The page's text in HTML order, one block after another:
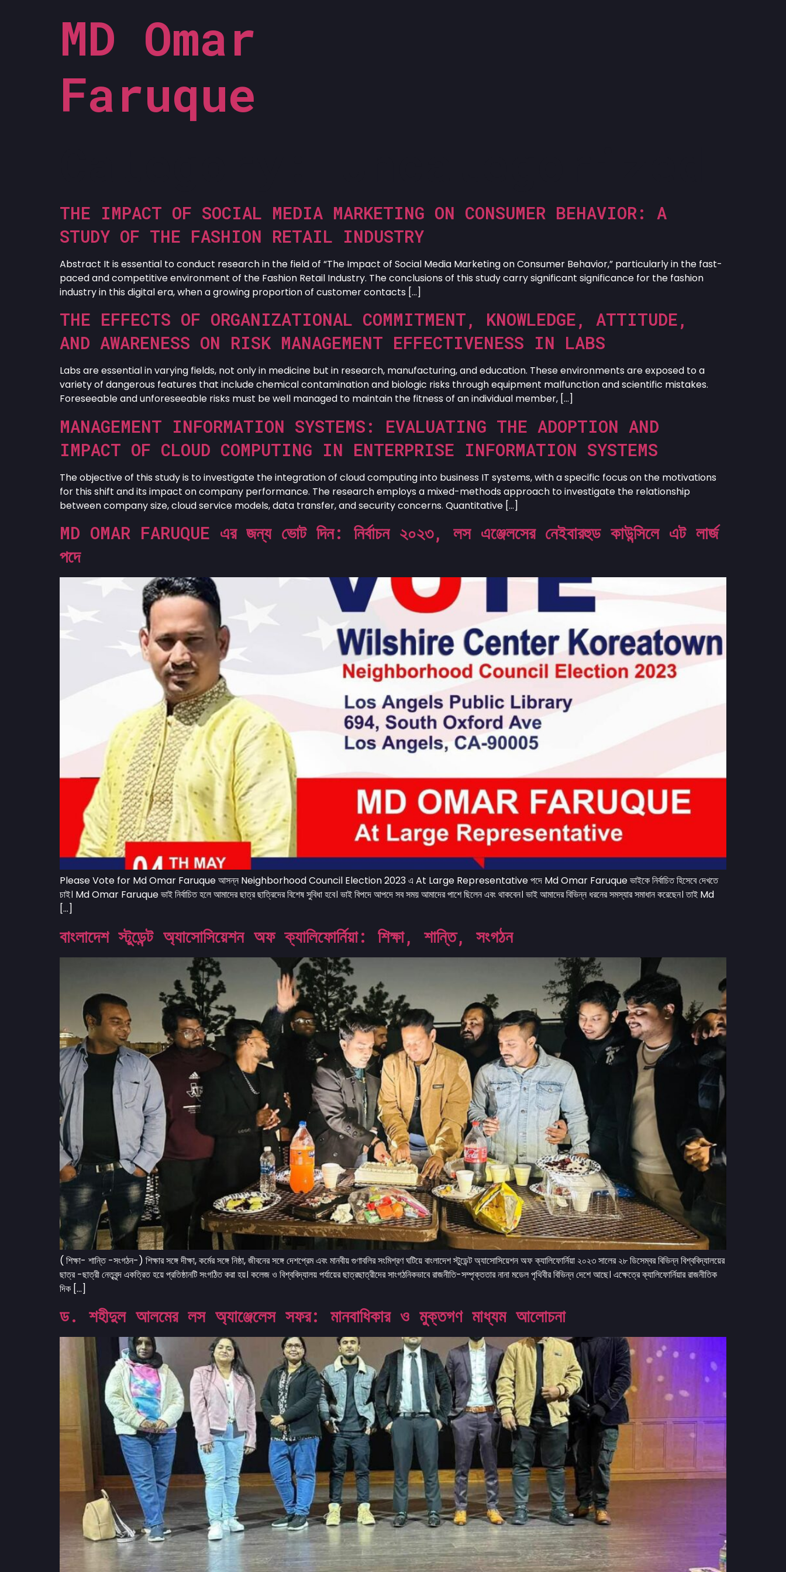
MD Omar
Faruque
THE IMPACT OF SOCIAL MEDIA MARKETING ON CONSUMER BEHAVIOR: A
STUDY OF THE FASHION RETAIL INDUSTRY
Abstract It is essential to conduct research in the field of “The Impact of Social Media Marketing on Consumer Behavior,” particularly in the fast-
paced and competitive environment of the Fashion Retail Industry. The conclusions of this study carry significant significance for the fashion
industry in this digital era, when a growing proportion of customer contacts […]
THE EFFECTS OF ORGANIZATIONAL COMMITMENT, KNOWLEDGE, ATTITUDE,
AND AWARENESS ON RISK MANAGEMENT EFFECTIVENESS IN LABS
Labs are essential in varying fields, not only in medicine but in research, manufacturing, and education. These environments are exposed to a
variety of dangerous features that include chemical contamination and biologic risks through equipment malfunction and scientific mistakes.
Foreseeable and unforeseeable risks must be well managed to maintain the fitness of an individual member, […]
MANAGEMENT INFORMATION SYSTEMS: EVALUATING THE ADOPTION AND
IMPACT OF CLOUD COMPUTING IN ENTERPRISE INFORMATION SYSTEMS
The objective of this study is to investigate the integration of cloud computing into business IT systems, with a specific focus on the motivations
for this shift and its impact on company performance. The research employs a mixed-methods approach to investigate the relationship
between company size, cloud service models, data transfer, and security concerns. Quantitative […]
MD OMAR FARUQUE এর জন্য ভোট দিন: নির্বাচন ২০২৩, লস এঞ্জেলসের নেইবারহুড কাউন্সিলে এট লার্জ
পদে
Please Vote for Md Omar Faruque আসন্ন Neighborhood Council Election 2023 এ At Large Representative পদে Md Omar Faruque ভাইকে নির্বাচিত হিসেবে দেখতে
চাই। Md Omar Faruque ভাই নির্বাচিত হলে আমাদের ছাত্র ছাত্রিদের বিশেষ সুবিধা হবে। ভাই বিপদে আপদে সব সময় আমাদের পাশে ছিলেন এবং থাকবেন। ভাই আমাদের বিভিন্ন ধরনের সমস্যার সমাধান করেছেন। তাই Md
[…]
বাংলাদেশ স্টুডেন্ট অ্যাসোসিয়েশন অফ ক্যালিফোর্নিয়া: শিক্ষা, শান্তি, সংগঠন
( শিক্ষা- শান্তি -সংগঠন-) শিক্ষার সঙ্গে দীক্ষা, কর্মের সঙ্গে নিষ্ঠা, জীবনের সঙ্গে দেশপ্রেম এবং মানবীয় গুণাবলির সংমিশ্রণ ঘটিয়ে বাংলাদেশ স্টুডেন্ট অ্যাসোসিয়েশন অফ ক্যালিফোর্নিয়া ২০২৩ সালের ২৮ ডিসেম্বর বিভিন্ন বিশ্ববিদ্যালয়ের
ছাত্র -ছাত্রী নেতৃবৃন্দ একত্রিত হয়ে প্রতিষ্ঠানটি সংগঠিত করা হয়। কলেজ ও বিশ্ববিদ্যালয় পর্যায়ের ছাত্রছাত্রীদের সাংগঠনিকভাবে রাজনীতি-সম্পৃক্ততার নানা মডেল পৃথিবীর বিভিন্ন দেশে আছে। এক্ষেত্রে ক্যালিফোর্নিয়ার রাজনীতিক
দিক […]
ড. শহীদুল আলমের লস অ্যাঞ্জেলেস সফর: মানবাধিকার ও মুক্তগণ মাধ্যম আলোচনা